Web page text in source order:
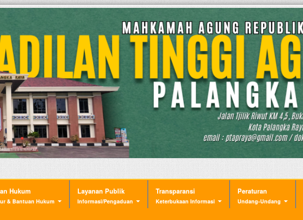
Hukum
& Bantuan Hukum
Layanan Publik
Informasi/Pengaduan
Transparansi
Keterbukaan Informasi
Peraturan
Undang-Undang